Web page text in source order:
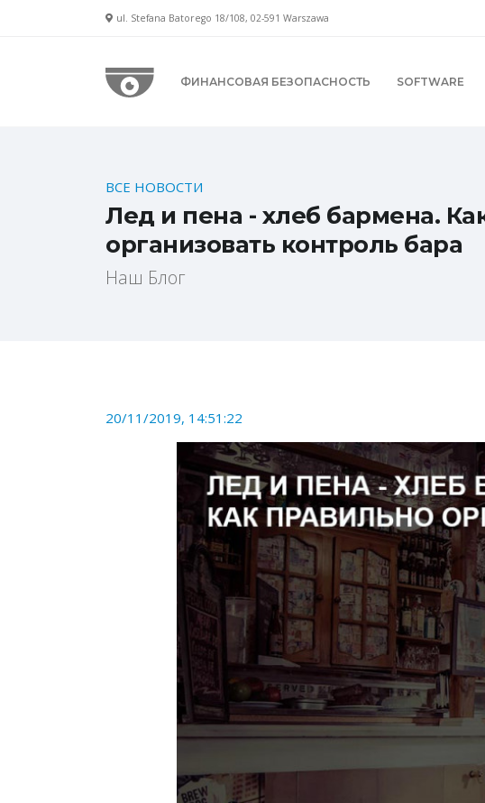
ul. Stefana Batorego 18/108, 02-591 Warszawa
ФИНАНСОВАЯ БЕЗОПАСНОСТЬ SOFTWARE
ВСЕ НОВОСТИ
Лед и пена - хлеб бармена.
организовать контроль бара
Наш Блог
20/11/2019, 14:51:22